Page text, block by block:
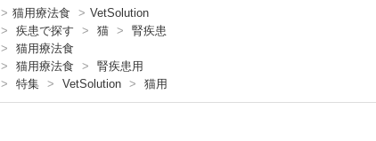
> 猫用療法食 > VetSolution
> 疾患で探す > 猫 >
腎疾患
>
猫用療法食
> 猫用療法食 >
腎疾患用
> 特集 > VetSolution > 猫用